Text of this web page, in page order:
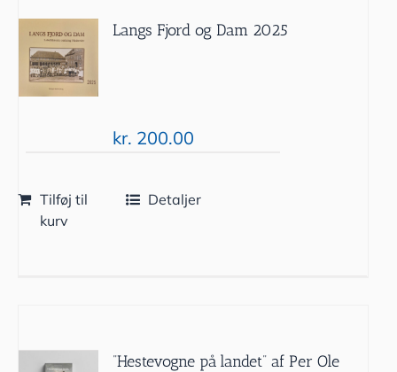
Langs Fjord og Dam 2025
kr. 200.00
Tilføj til
kurv
Detaljer
”Hestevogne på landet” af Per Ole